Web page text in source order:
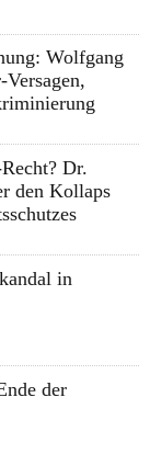
Wolfgang
Dr.
den Kollaps
in
der